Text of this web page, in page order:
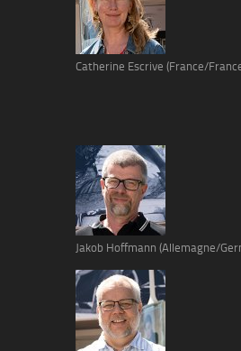
Catherine Escrive (France/
Jakob Hoffmann (Allemagne/